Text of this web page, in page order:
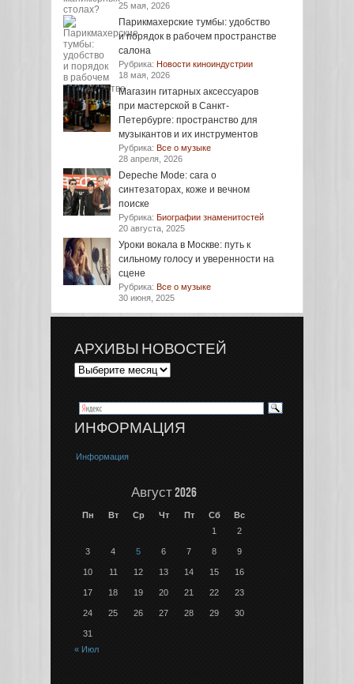
25 мая, 2026
Парикмахерские тумбы: удобство
и порядок в рабочем пространстве
салона
Рубрика: Новости киноиндустрии
18 мая, 2026
Магазин гитарных аксессуаров
при мастерской в Санкт-
Петербурге: пространство для
музыкантов и их инструментов
Рубрика: Все о музыке
28 апреля, 2026
Depeche Mode: сага о
синтезаторах, коже и вечном
поиске
Рубрика: Биографии знаменитостей
20 августа, 2025
Уроки вокала в Москве: путь к
сильному голосу и уверенности на
сцене
Рубрика: Все о музыке
30 июня, 2025
АРХИВЫ НОВОСТЕЙ
ИНФОРМАЦИЯ
Информация
Август 2026
Пн Вт Ср Чт Пт Сб
Вс
1
2
3 4 5 6 7 8 9
10 11 12 13 14 15 16
17 18 19 20 21 22 23
24 25 26 27 28 29 30
31
« Июл